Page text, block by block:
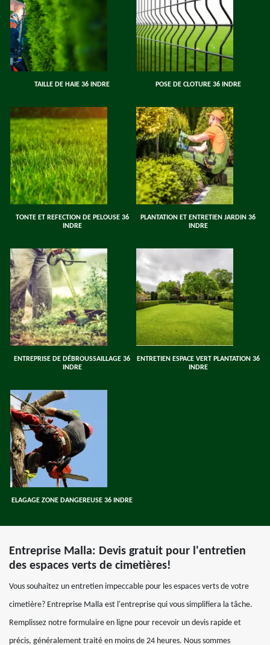
TAILLE DE HAIE 36 INDRE POSE DE CLOTURE 36 INDRE
TONTE ET REFECTION DE PELOUSE 36
INDRE
PLANTATION ET ENTRETIEN JARDIN 36
INDRE
ENTREPRISE DE DÉBROUSSAILLAGE 36
INDRE
ENTRETIEN ESPACE VERT PLANTATION 36
INDRE
ELAGAGE ZONE DANGEREUSE 36 INDRE
Entreprise Malla: Devis gratuit pour l'entretien
des espaces verts de cimetières!
Vous souhaitez un entretien impeccable pour les espaces verts de votre
cimetière? Entreprise Malla est l'entreprise qui vous simplifiera la tâche.
Remplissez notre formulaire en ligne pour recevoir un devis rapide et
précis, généralement traité en moins de 24 heures. Nous sommes